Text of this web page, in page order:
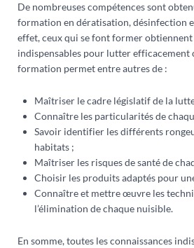
De nombreuses compétences sont
formation en dératisation, désinfection
effet, ceux qui se font former obtiennent
indispensables pour lutter efficacement
formation permet entre autres de :
Maîtriser le cadre législatif de la
Connaître les particularités de
Savoir identifier les différents
habitats ;
Maîtriser les risques de santé de
Choisir les produits adaptés pour
Connaître et mettre œuvre les
l’élimination de chaque nuisible.
En somme, toutes les connaissances